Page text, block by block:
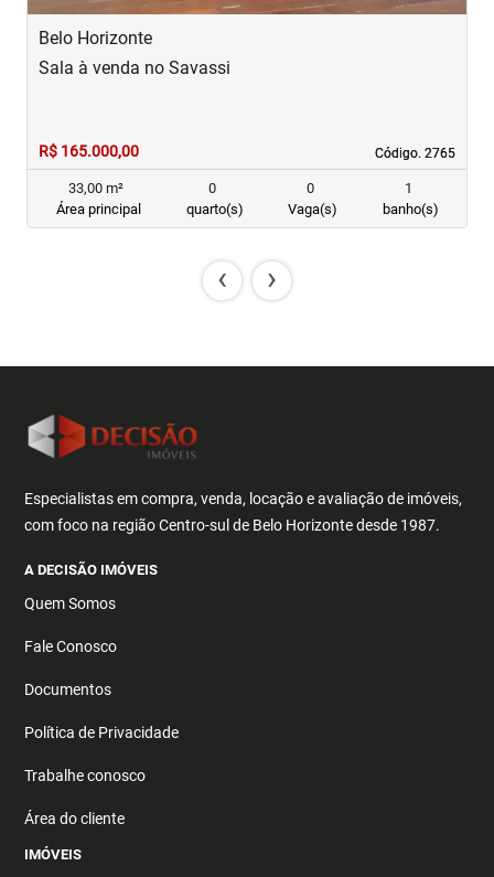
Belo Horizonte
Código. 2765
Código. 2765
Sala à venda no Savassi
R$ 165.000,00
33,00 m²
Área principal
0
quarto(s)
0
Vaga(s)
1
banho(s)
‹ ›
Especialistas em compra, venda, locação e avaliação de imóveis,
com foco na região Centro-sul de Belo Horizonte desde 1987.
A DECISÃO IMÓVEIS
Quem Somos
Fale Conosco
Documentos
Política de Privacidade
Trabalhe conosco
Área do cliente
IMÓVEIS